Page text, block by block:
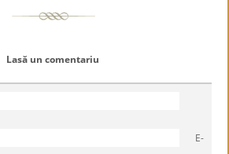
Lasă un comentariu
E-